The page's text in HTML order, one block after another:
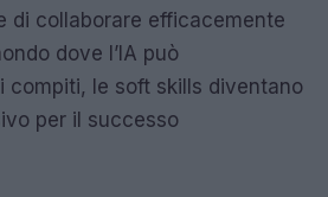
di collaborare efficacemente
dove l’IA può
compiti, le soft skills diventano
per il successo